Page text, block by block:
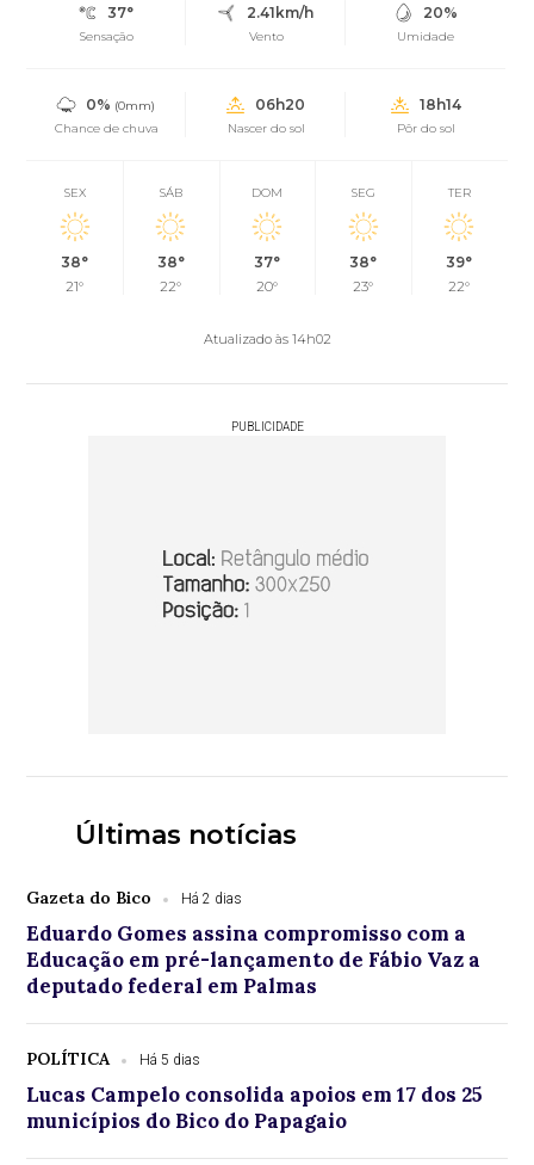
37°
Sensação
2.41km/h
Vento
20%
Umidade
0% (0mm)
Chance de chuva
06h20
Nascer do sol
18h14
Pôr do sol
SEX
38°
21°
SÁB
38°
22°
DOM
37°
20°
SEG
38°
23°
TER
39°
22°
Atualizado às 14h02
PUBLICIDADE
Últimas notícias
Gazeta do Bico Há 2 dias
Eduardo Gomes assina compromisso com a
Educação em pré-lançamento de Fábio Vaz a
deputado federal em Palmas
POLÍTICA Há 5 dias
Lucas Campelo consolida apoios em 17 dos 25
municípios do Bico do Papagaio